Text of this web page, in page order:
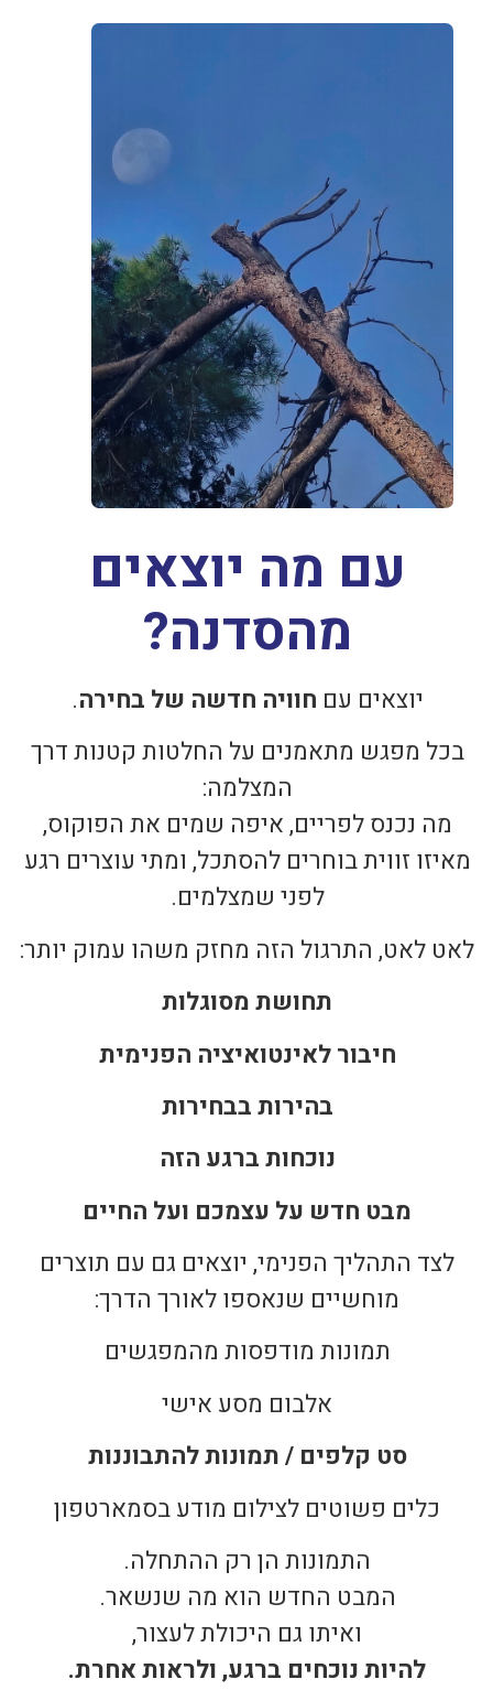
עם מה יוצאים
מהסדנה?
יוצאים עם חוויה חדשה של בחירה.
בכל מפגש מתאמנים על החלטות קטנות דרך
המצלמה:
מה נכנס לפריים, איפה שמים את הפוקוס,
מאיזו זווית בוחרים להסתכל, ומתי עוצרים רגע
לפני שמצלמים.
לאט לאט, התרגול הזה מחזק משהו עמוק יותר:
תחושת מסוגלות
חיבור לאינטואיציה הפנימית
בהירות בבחירות
נוכחות ברגע הזה
מבט חדש על עצמכם ועל החיים
לצד התהליך הפנימי, יוצאים גם עם תוצרים
מוחשיים שנאספו לאורך הדרך:
תמונות מודפסות מהמפגשים
אלבום מסע אישי
סט קלפים / תמונות להתבוננות
כלים פשוטים לצילום מודע בסמארטפון
התמונות הן רק ההתחלה.
המבט החדש הוא מה שנשאר.
ואיתו גם היכולת לעצור,
להיות נוכחים ברגע, ולראות אחרת.